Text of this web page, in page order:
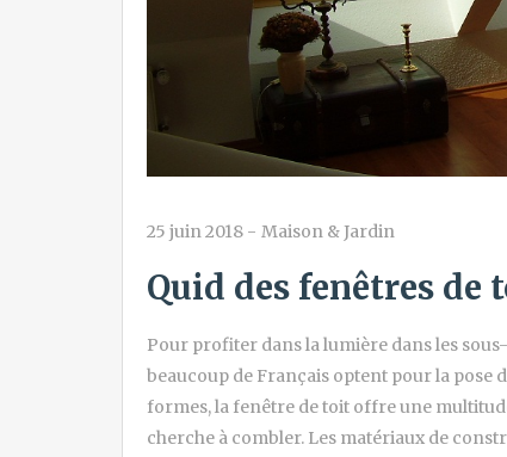
25 juin 2018 - Maison & Jardin
Quid des fenêtres de
Pour profiter dans la lumière dans les
beaucoup de Français optent pour la pose
formes, la fenêtre de toit offre une
cherche à combler. Les matériaux de